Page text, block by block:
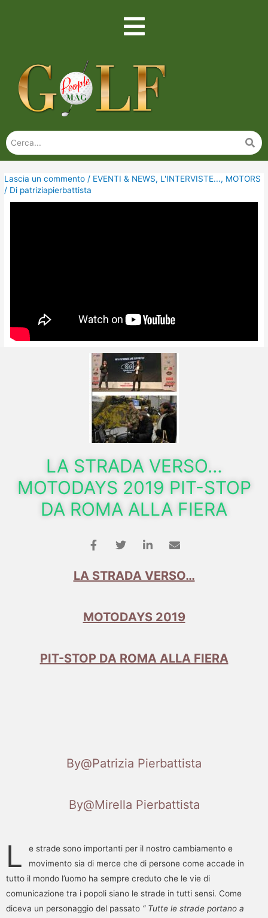
Lascia un commento / EVENTI & NEWS, L'INTERVISTE..., MOTORS
/ Di patriziapierbattista
LA STRADA VERSO…
MOTODAYS 2019 PIT-STOP
DA ROMA ALLA FIERA
LA STRADA VERSO…
MOTODAYS 2019
PIT-STOP DA ROMA ALLA FIERA
By@Patrizia Pierbattista
By@Mirella Pierbattista
L
e strade sono importanti per il nostro cambiamento e
movimento sia di merce che di persone come accade in
tutto il mondo l’uomo ha sempre creduto che le vie di
comunicazione tra i popoli siano le strade in tutti sensi. Come
diceva un personaggio del passato “ Tutte le strade portano a